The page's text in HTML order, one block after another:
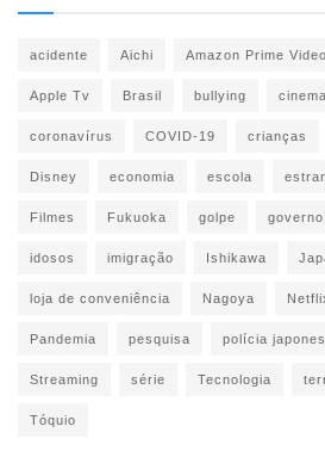
acidente Aichi Amazon Prime Video
Apple Tv Brasil bullying cinema
coronavírus COVID-19 crianças
Disney economia escola
Filmes Fukuoka golpe
idosos imigração Ishikawa
loja de conveniência Nagoya
Pandemia pesquisa polícia
Streaming série Tecnologia
Tóquio